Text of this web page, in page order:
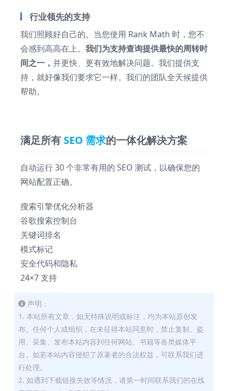
行业领先的支持
我们照顾好自己的。当您使用 Rank Math 时，您不
会感到高高在上。 我们为支持查询提供最快的周转时
间之一， 并更快、更有效地解决问题。我们提供支
持，就好像我们要求它一样。我们的团队全天候提供
帮助。
满足所有 SEO 需求的一体化解决方案
自动运行 30 个非常有用的 SEO 测试，以确保您的
网站配置正确。
搜索引擎优化分析器
谷歌搜索控制台
关键词排名
模式标记
安全代码和隐私
24×7 支持
声明：
1. 本站所有文章，如无特殊说明或标注，均为本站原创发
布。任何个人或组织，在未征得本站同意时，禁止复制、盗
用、采集、发布本站内容到任何网站、书籍等各类媒体平
台。如若本站内容侵犯了原著者的合法权益，可联系我们进
行处理。
2. 如遇到下载链接失效等情况，请第一时间联系我们的在线